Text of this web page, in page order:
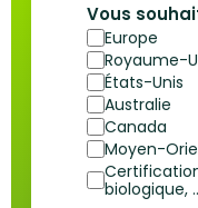
Vous
Europe
Royaume-
États-Unis
Australie
Canada
Moyen-
biologique,